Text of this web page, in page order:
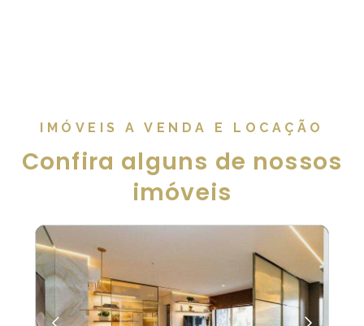
IMÓVEIS A VENDA E LOCAÇÃO
Confira alguns de nossos
imóveis